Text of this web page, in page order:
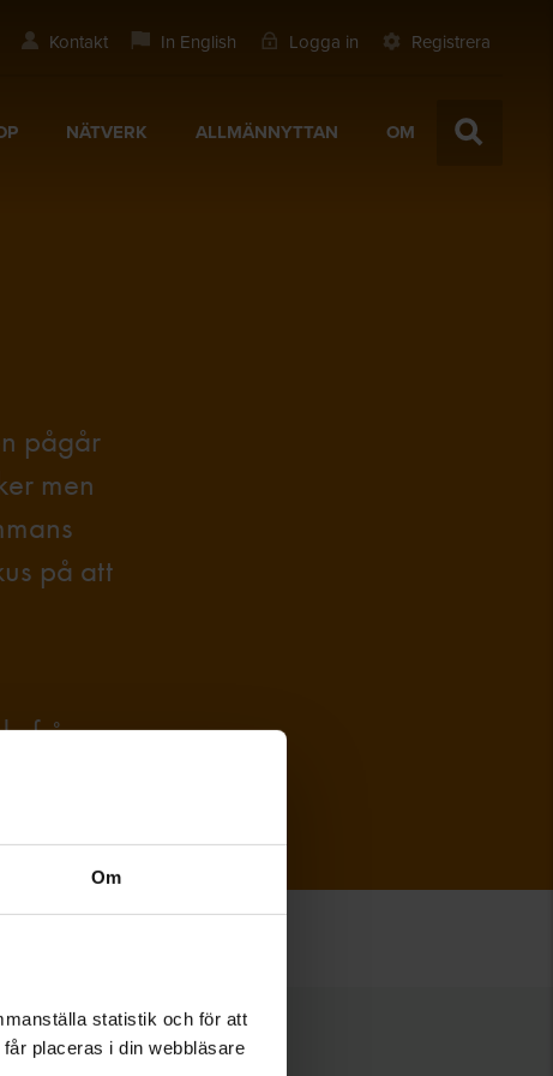
Om
statistik och för att
placeras i din webbläsare
Kontakt In English Logga in Registrera
NÄTVERK ALLMÄNNYTTAN OM
pågår
men
på att
frågor